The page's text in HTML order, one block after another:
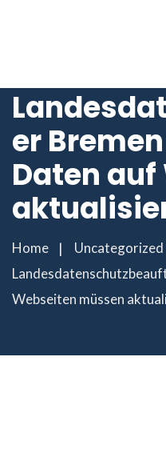
er
Daten
Home
Uncategorized
Webseiten müssen